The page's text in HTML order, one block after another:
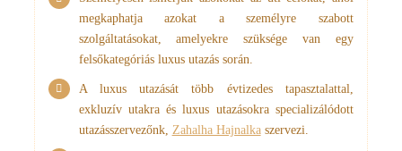
megkaphatja azokat a személyre szabott
szolgáltatásokat, amelyekre szüksége van egy
felsőkategóriás luxus utazás során.
A luxus utazását több évtizedes tapasztalattal,
exkluzív utakra és luxus utazásokra specializálódott
utazásszervezőnk, Zahalha Hajnalkaszervezi.